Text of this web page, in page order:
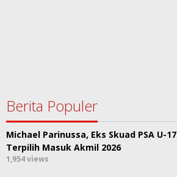
Berita Populer
Michael Parinussa, Eks Skuad PSA U-17
Terpilih Masuk Akmil 2026
1,954 views